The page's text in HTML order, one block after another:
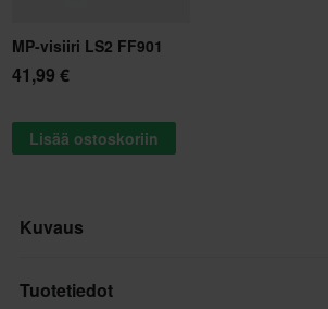
MP-visiiri LS2 FF901
41,99 €
Lisää ostoskoriin
Kuvaus
Koe monipuolisuus LS2 FF901 Advant X Nova
Tuotetiedot